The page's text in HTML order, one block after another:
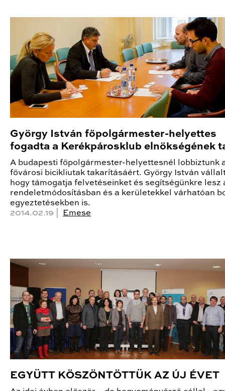
György István főpolgármester-helyettes
fogadta a Kerékpárosklub elnökségének
A budapesti főpolgármester-helyettesnél lobbiztunk
fővárosi bicikliutak takarításáért. György István
hogy támogatja felvetéseinket és segítségünkre lesz
rendeletmódosításban és a kerületekkel várhatóan
egyeztetésekben is.
2014.02.19 |
Emese
EGYÜTT KÖSZÖNTÖTTÜK AZ ÚJ ÉVET